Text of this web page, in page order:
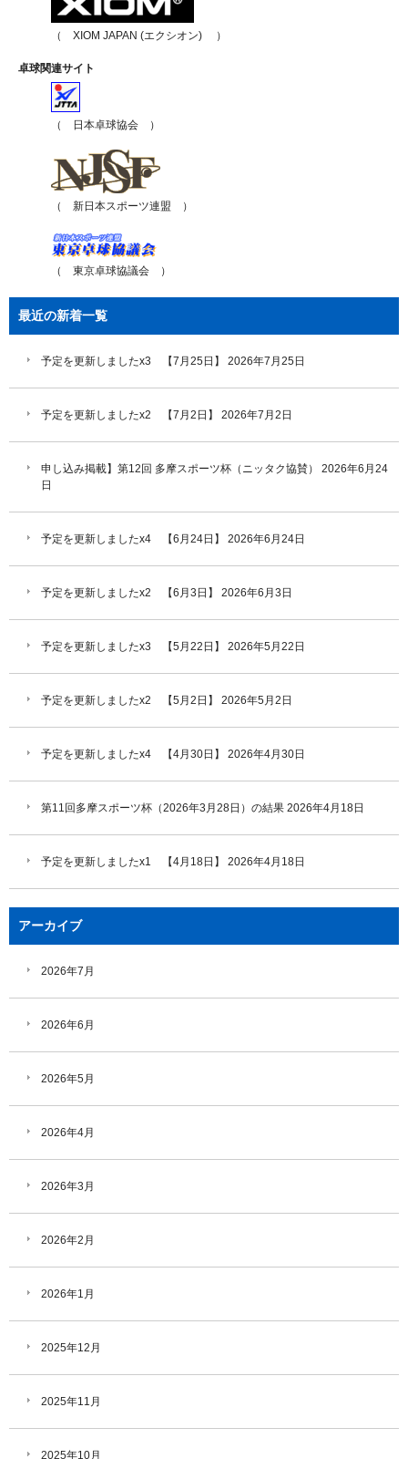
（ XIOM JAPAN (エクシオン) ）
卓球関連サイト
（ 日本卓球協会 ）
（ 新日本スポーツ連盟 ）
（ 東京卓球協議会 ）
最近の新着一覧
予定を更新しましたx3 【7月25日】 2026年7月25日
予定を更新しましたx2 【7月2日】 2026年7月2日
申し込み掲載】第12回 多摩スポーツ杯（ニッタク協賛）
2026年6月24
日
予定を更新しましたx4 【6月24日】 2026年6月24日
予定を更新しましたx2 【6月3日】 2026年6月3日
予定を更新しましたx3 【5月22日】 2026年5月22日
予定を更新しましたx2 【5月2日】 2026年5月2日
予定を更新しましたx4 【4月30日】 2026年4月30日
第11回多摩スポーツ杯（2026年3月28日）の結果 2026年4月18日
予定を更新しましたx1 【4月18日】 2026年4月18日
アーカイブ
2026年7月
2026年6月
2026年5月
2026年4月
2026年3月
2026年2月
2026年1月
2025年12月
2025年11月
2025年10月